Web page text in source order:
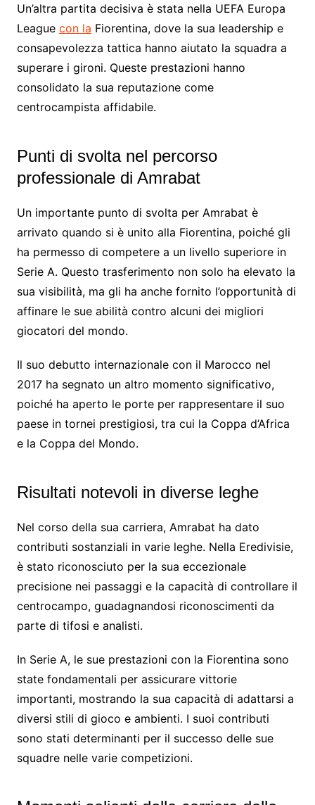
Un’altra partita decisiva è stata nella UEFA Europa
League con la Fiorentina, dove la sua leadership e
consapevolezza tattica hanno aiutato la squadra a
superare i gironi. Queste prestazioni hanno
consolidato la sua reputazione come
centrocampista affidabile.
Punti di svolta nel percorso
professionale di Amrabat
Un importante punto di svolta per Amrabat è
arrivato quando si è unito alla Fiorentina, poiché gli
ha permesso di competere a un livello superiore in
Serie A. Questo trasferimento non solo ha elevato la
sua visibilità, ma gli ha anche fornito l’opportunità di
affinare le sue abilità contro alcuni dei migliori
giocatori del mondo.
Il suo debutto internazionale con il Marocco nel
2017 ha segnato un altro momento significativo,
poiché ha aperto le porte per rappresentare il suo
paese in tornei prestigiosi, tra cui la Coppa d’Africa
e la Coppa del Mondo.
Risultati notevoli in diverse leghe
Nel corso della sua carriera, Amrabat ha dato
contributi sostanziali in varie leghe. Nella Eredivisie,
è stato riconosciuto per la sua eccezionale
precisione nei passaggi e la capacità di controllare il
centrocampo, guadagnandosi riconoscimenti da
parte di tifosi e analisti.
In Serie A, le sue prestazioni con la Fiorentina sono
state fondamentali per assicurare vittorie
importanti, mostrando la sua capacità di adattarsi a
diversi stili di gioco e ambienti. I suoi contributi
sono stati determinanti per il successo delle sue
squadre nelle varie competizioni.